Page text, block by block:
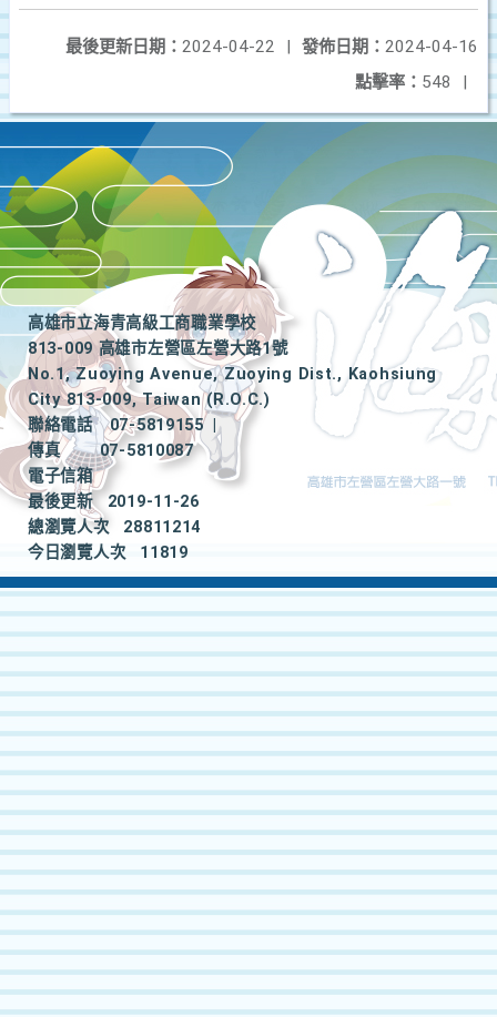
發佈日期： 2024-04-16
最後更新日期： 2024-04-22
|
點擊率： 548 |
高雄市立海青高級工商職業學校
813-009 高雄市左營區左營大路1號
No.1, Zuoying Avenue, Zuoying Dist., Kaohsiung
City 813-009, Taiwan (R.O.C.)
聯絡電話
07-5819155
|
傳真
07-5810087
電子信箱
最後更新
2019-11-26
總瀏覽人次
28811214
今日瀏覽人次
11819